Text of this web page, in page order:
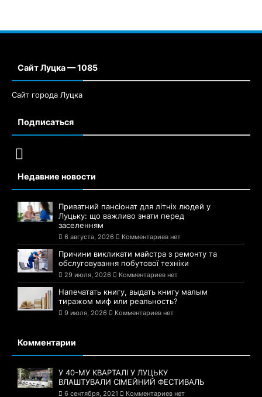
Сайт Луцка — 1085
Сайт города Луцка
Подписаться
Недавние новости
Приватний пансіонат для літніх людей у
Луцьку: що важливо знати перед
заселенням
6 августа, 2026 Комментариев нет
Причини викликати майстра з ремонту та
обслуговування побутової техніки
29 июля, 2026 Комментариев нет
Напечатать книгу, выдать книгу малым
тиражом миф или реальность?
9 июля, 2026 Комментариев нет
Комментарии
У 40-МУ КВАРТАЛІ У ЛУЦЬКУ
ВЛАШТУВАЛИ СІМЕЙНИЙ ФЕСТИВАЛЬ
6 сентября, 2021 Комментариев нет